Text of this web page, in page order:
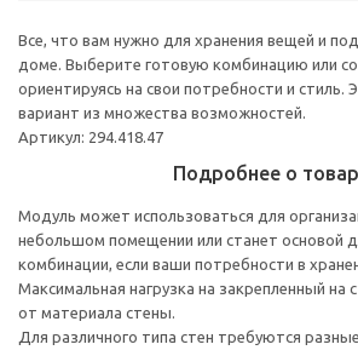
Все, что вам нужно для хранения вещей и
доме. Выберите готовую комбинацию или
ориентируясь на свои потребности и
вариант из множества возможностей.
Артикул: 294.418.47
Подробнее о
Модуль может использоваться для
небольшом помещении или станет основой
комбинации, если ваши потребности в
Максимальная нагрузка на закрепленный на
от материала стены.
Для различного типа стен требуются